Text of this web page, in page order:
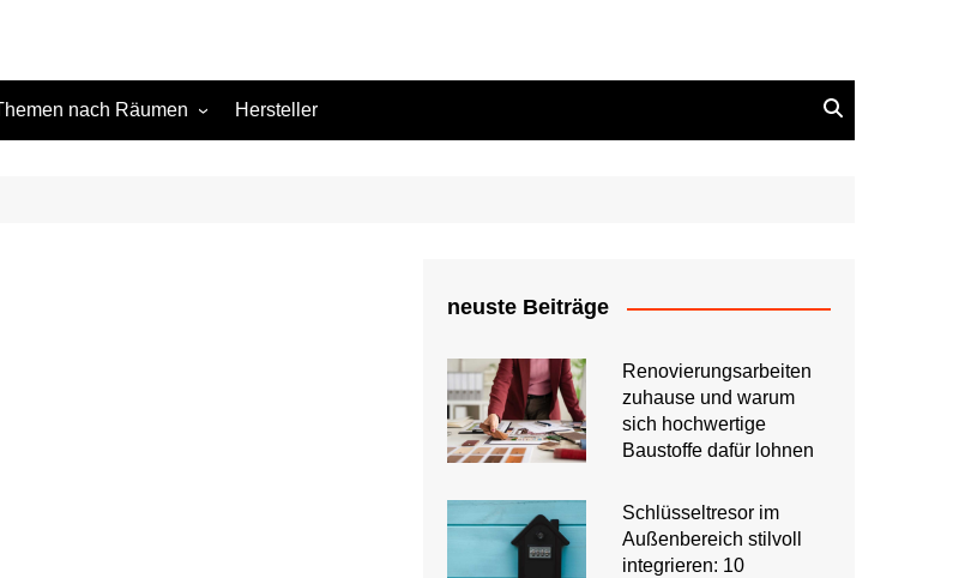
nach Räumen Hersteller
neuste Beiträge
Renovierungsarbeiten
zuhause und warum
sich hochwertige
Baustoffe dafür lohnen
Schlüsseltresor im
Außenbereich stilvoll
integrieren: 10